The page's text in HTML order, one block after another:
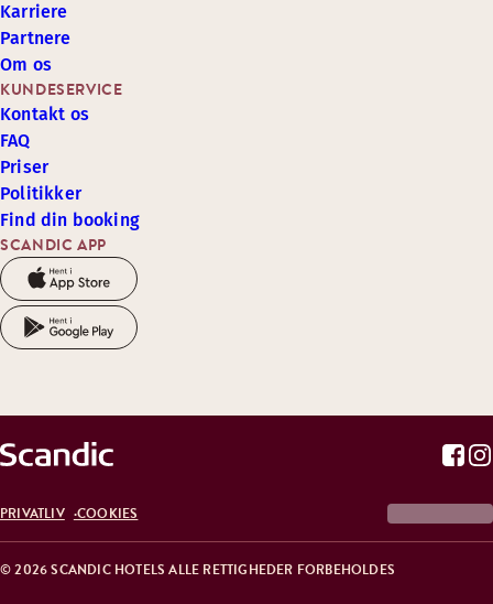
SCANDIC APP
KUNDESERVICE
Kontakt os
FAQ
Priser
Politikker
Find din booking
Karriere
Partnere
Om os
© 2026 SCANDIC HOTELS ALLE RETTIGHEDER FORBEHOLDES
PRIVATLIV COOKIES